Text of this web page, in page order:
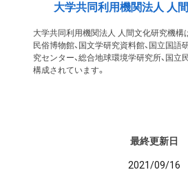
大学共同利用機関法人 人
大学共同利用機関法人 人間文化研究機構
民俗博物館、国文学研究資料館、国立国語
究センター、総合地球環境学研究所、国立
構成されています。
最終更新日
2021/09/16